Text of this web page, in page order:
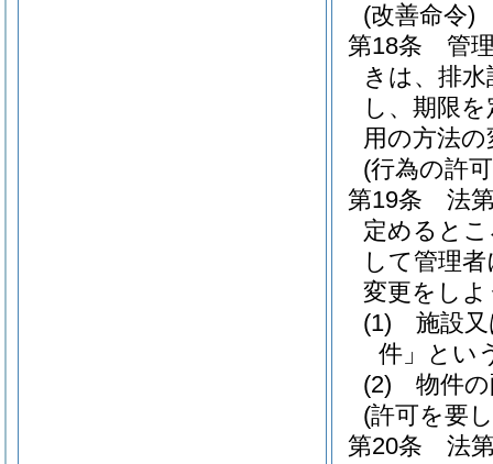
(改善命令)
第18条
管
きは、排
し、期限
用の方法
(行為の許
第19条
法
定めると
して管理
変更をし
(1)
施設
件」とい
(2)
物件
(許可を要
第20条
法